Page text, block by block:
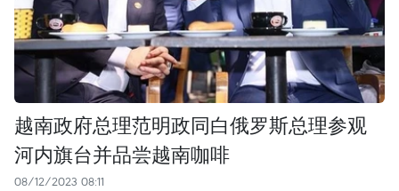
越南政府总理范明政同白俄罗斯总理参观
河内旗台并品尝越南咖啡
08/12/2023 08:11